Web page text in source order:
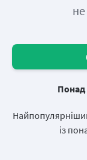
Понад
із